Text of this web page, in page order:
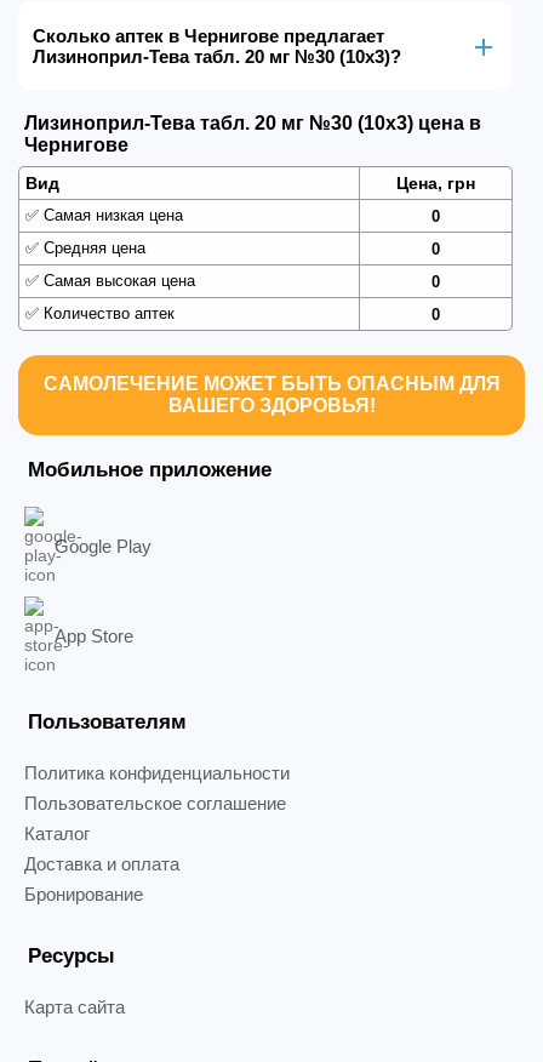
Сколько аптек в Чернигове предлагает
Лизиноприл-Тева табл. 20 мг №30 (10х3)?
Лизиноприл-Тева табл. 20 мг №30 (10х3) цена в
Чернигове
Вид Цена, грн
✅ Самая низкая цена
0
✅ Средняя цена
0
✅ Самая высокая цена
0
✅ Количество аптек 0
САМОЛЕЧЕНИЕ МОЖЕТ БЫТЬ ОПАСНЫМ ДЛЯ
ВАШЕГО ЗДОРОВЬЯ!
Мобильное приложение
Google Play
App Store
Пользователям
Политика конфиденциальности
Пользовательское соглашение
Каталог
Доставка и оплата
Бронирование
Ресурсы
Карта сайта